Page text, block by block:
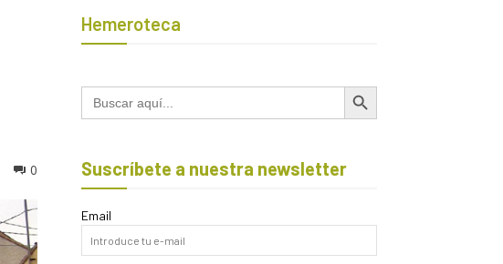
0
Hemeroteca
Buscar: Botón de búsqueda
Suscríbete a nuestra newsletter
Email